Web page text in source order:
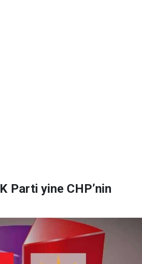
Parti yine CHP’nin